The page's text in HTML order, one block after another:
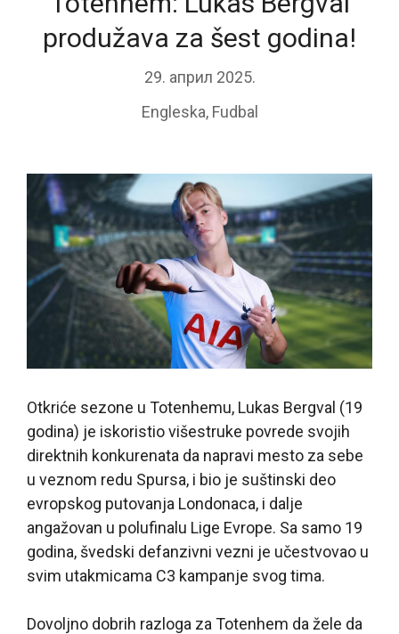
produžava za šest godina!
29. април 2025.
Engleska, Fudbal
Otkriće sezone u Totenhemu, Lukas Bergval (19
godina) je iskoristio višestruke povrede svojih
direktnih konkurenata da napravi mesto za sebe
u veznom redu Spursa, i bio je suštinski deo
evropskog putovanja Londonaca, i dalje
angažovan u polufinalu Lige Evrope. Sa samo 19
godina, švedski defanzivni vezni je učestvovao u
svim utakmicama C3 kampanje svog tima.
Dovoljno dobrih razloga za Totenhem da žele da